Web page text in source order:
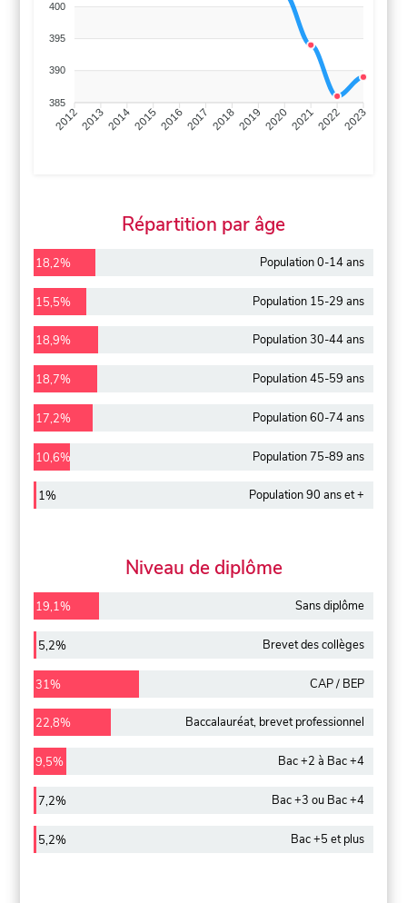
400
395
390
385
201220132014201520162017 20182019 2020202120222023
Répartition par âge
18,2% Population 0-14 ans
15,5% Population 15-29 ans
18,9% Population 30-44 ans
18,7% Population 45-59 ans
17,2% Population 60-74 ans
10,6% Population 75-89 ans
1% Population 90 ans et +
Niveau de diplôme
19,1% Sans diplôme
5,2% Brevet des collèges
31% CAP / BEP
22,8% Baccalauréat, brevet professionnel
9,5% Bac +2 à Bac +4
7,2% Bac +3 ou Bac +4
5,2% Bac +5 et plus